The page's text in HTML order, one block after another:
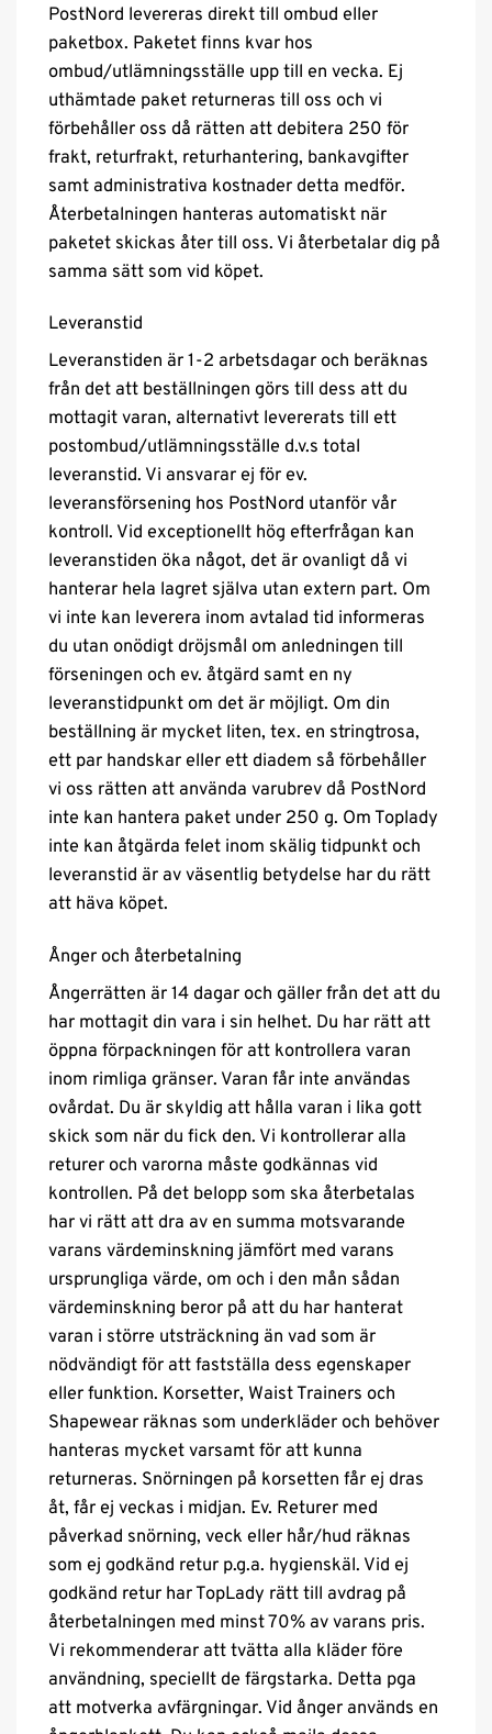
PostNord levereras direkt till ombud eller
paketbox. Paketet finns kvar hos
ombud/utlämningsställe upp till en vecka. Ej
uthämtade paket returneras till oss och vi
förbehåller oss då rätten att debitera 250 för
frakt, returfrakt, returhantering, bankavgifter
samt administrativa kostnader detta medför.
Återbetalningen hanteras automatiskt när
paketet skickas åter till oss. Vi återbetalar dig på
samma sätt som vid köpet.
Leveranstid
Leveranstiden är 1-2 arbetsdagar och beräknas
från det att beställningen görs till dess att du
mottagit varan, alternativt levererats till ett
postombud/utlämningsställe d.v.s total
leveranstid. Vi ansvarar ej för ev.
leveransförsening hos PostNord utanför vår
kontroll. Vid exceptionellt hög efterfrågan kan
leveranstiden öka något, det är ovanligt då vi
hanterar hela lagret själva utan extern part. Om
vi inte kan leverera inom avtalad tid informeras
du utan onödigt dröjsmål om anledningen till
förseningen och ev. åtgärd samt en ny
leveranstidpunkt om det är möjligt. Om din
beställning är mycket liten, tex. en stringtrosa,
ett par handskar eller ett diadem så förbehåller
vi oss rätten att använda varubrev då PostNord
inte kan hantera paket under 250 g. Om Toplady
inte kan åtgärda felet inom skälig tidpunkt och
leveranstid är av väsentlig betydelse har du rätt
att häva köpet.
Ånger och återbetalning
Ångerrätten är 14 dagar och gäller från det att du
har mottagit din vara i sin helhet. Du har rätt att
öppna förpackningen för att kontrollera varan
inom rimliga gränser. Varan får inte användas
ovårdat. Du är skyldig att hålla varan i lika gott
skick som när du fick den. Vi kontrollerar alla
returer och varorna måste godkännas vid
kontrollen. På det belopp som ska återbetalas
har vi rätt att dra av en summa motsvarande
varans värdeminskning jämfört med varans
ursprungliga värde, om och i den mån sådan
värdeminskning beror på att du har hanterat
varan i större utsträckning än vad som är
nödvändigt för att fastställa dess egenskaper
eller funktion. Korsetter, Waist Trainers och
Shapewear räknas som underkläder och behöver
hanteras mycket varsamt för att kunna
returneras. Snörningen på korsetten får ej dras
åt, får ej veckas i midjan. Ev. Returer med
påverkad snörning, veck eller hår/hud räknas
som ej godkänd retur p.g.a. hygienskäl. Vid ej
godkänd retur har TopLady rätt till avdrag på
återbetalningen med minst 70% av varans pris.
Vi rekommenderar att tvätta alla kläder före
användning, speciellt de färgstarka. Detta pga
att motverka avfärgningar. Vid ånger används en